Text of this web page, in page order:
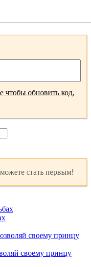
стать первым!
своему принцу